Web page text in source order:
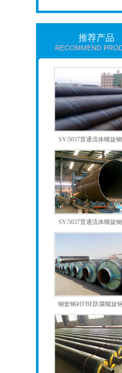
推荐产品
RECOMMEND
SY/5037普通流体螺旋
SY/5037普通流体螺旋
钢套钢衬FBE防腐螺旋